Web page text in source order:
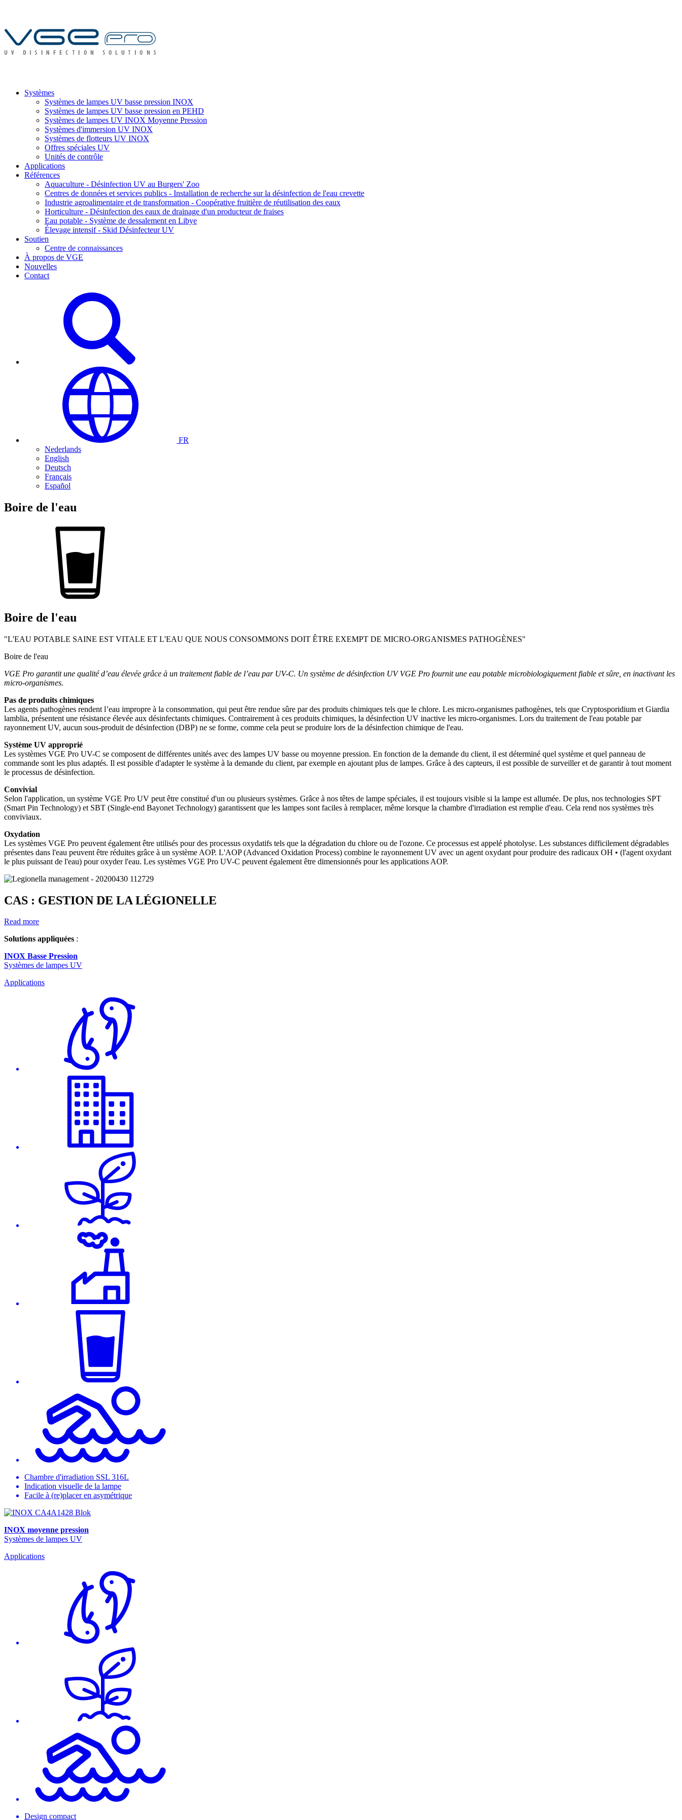
Systèmes
Systèmes de lampes UV basse pression INOX
Systèmes de lampes UV basse pression en PEHD
Systèmes de lampes UV INOX Moyenne Pression
Systèmes d'immersion UV INOX
Systèmes de flotteurs UV INOX
Offres spéciales UV
Unités de contrôle
Applications
Références
Aquaculture - Désinfection UV au Burgers' Zoo
Centres de données et services publics - Installation de recherche sur la désinfection de l'eau crevette
Industrie agroalimentaire et de transformation - Coopérative fruitière de réutilisation des eaux
Horticulture - Désinfection des eaux de drainage d'un producteur de fraises
Eau potable - Système de dessalement en Libye
Élevage intensif - Skid Désinfecteur UV
Soutien
Centre de connaissances
À propos de VGE
Nouvelles
Contact
FR
Nederlands
English
Deutsch
Français
Español
Boire de l'eau
Boire de l'eau
"L'EAU POTABLE SAINE EST VITALE ET L'EAU QUE NOUS CONSOMMONS DOIT ÊTRE EXEMPT DE MICRO-ORGANISMES PATHOGÈNES"
Boire de l'eau
VGE Pro garantit une qualité d’eau élevée grâce à un traitement fiable de l’eau par UV-C. Un système de désinfection UV VGE Pro fournit une eau potable microbiologiquement fiable et sûre, en inactivant les
micro-organismes.
Pas de produits chimiques
Les agents pathogènes rendent l’eau impropre à la consommation, qui peut être rendue sûre par des produits chimiques tels que le chlore. Les micro-organismes pathogènes, tels que Cryptosporidium et Giardia
lamblia, présentent une résistance élevée aux désinfectants chimiques. Contrairement à ces produits chimiques, la désinfection UV inactive les micro-organismes. Lors du traitement de l'eau potable par
rayonnement UV, aucun sous-produit de désinfection (DBP) ne se forme, comme cela peut se produire lors de la désinfection chimique de l'eau.
Système UV approprié
Les systèmes VGE Pro UV-C se composent de différentes unités avec des lampes UV basse ou moyenne pression. En fonction de la demande du client, il est déterminé quel système et quel panneau de
commande sont les plus adaptés. Il est possible d'adapter le système à la demande du client, par exemple en ajoutant plus de lampes. Grâce à des capteurs, il est possible de surveiller et de garantir à tout moment
le processus de désinfection.
Convivial
Selon l'application, un système VGE Pro UV peut être constitué d'un ou plusieurs systèmes. Grâce à nos têtes de lampe spéciales, il est toujours visible si la lampe est allumée. De plus, nos technologies SPT
(Smart Pin Technology) et SBT (Single-end Bayonet Technology) garantissent que les lampes sont faciles à remplacer, même lorsque la chambre d'irradiation est remplie d'eau. Cela rend nos systèmes très
conviviaux.
Oxydation
Les systèmes VGE Pro peuvent également être utilisés pour des processus oxydatifs tels que la dégradation du chlore ou de l'ozone. Ce processus est appelé photolyse. Les substances difficilement dégradables
présentes dans l'eau peuvent être réduites grâce à un système AOP. L'AOP (Advanced Oxidation Process) combine le rayonnement UV avec un agent oxydant pour produire des radicaux OH • (l'agent oxydant
le plus puissant de l'eau) pour oxyder l'eau. Les systèmes VGE Pro UV-C peuvent également être dimensionnés pour les applications AOP.
CAS : GESTION DE LA LÉGIONELLE
Read more
Solutions appliquées :
INOX Basse Pression
Systèmes de lampes UV
Applications
Chambre d'irradiation SSL 316L
Indication visuelle de la lampe
Facile à (re)placer en asymétrique
INOX moyenne pression
Systèmes de lampes UV
Applications
Design compact